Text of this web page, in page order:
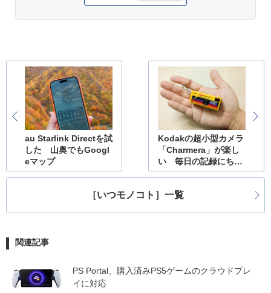
au Starlink Directを試
した 山奥でもGoogl
eマップ
Kodakの超小型カメラ
「Charmera」が楽し
い 毎日の記録にちょ
うどいい
［いつモノコト］一覧
関連記事
PS Portal、購入済みPS5ゲームのクラウドプレ
イに対応